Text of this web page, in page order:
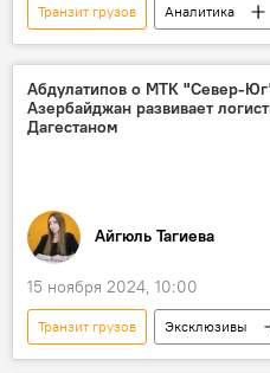
Транзит грузов
Аналитика
Азербайджан
Грузоперевозки
Логистика
ООО "Бакинский
Паром
Модернизация
Абдулатипов о МТК "Север-
Азербайджан развивает
Дагестаном
Айгюль Тагиева
15 ноября 2024, 10:00
Транзит грузов
Эксклюзивы
Азербайджан
Россия